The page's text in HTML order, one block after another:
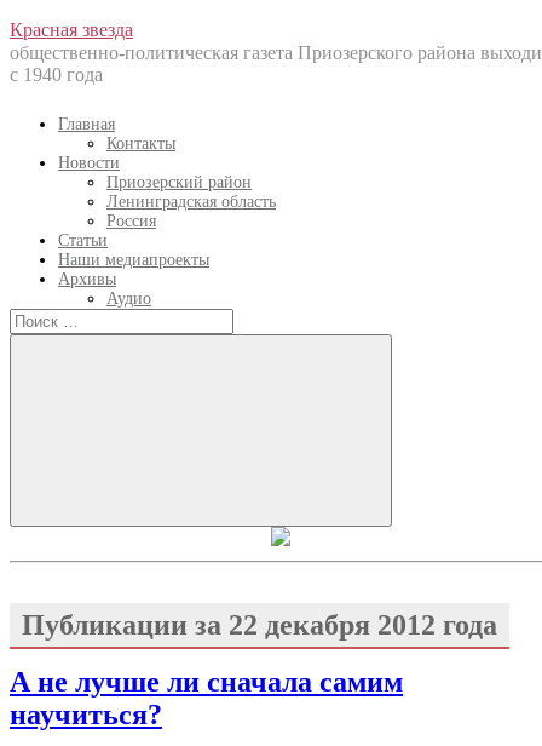
Перейти
к
содержанию
Красная звезда
общественно-политическая газета Приозерского района
с 1940 года
Главная
Контакты
Новости
Приозерский район
Ленинградская область
Россия
Статьи
Наши медиапроекты
Архивы
Аудио
Искать:
Искать
Публикации за 22 декабря 2012 года
А не лучше ли сначала самим
научиться?